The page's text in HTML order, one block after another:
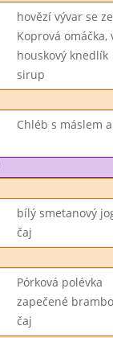
hovězí vývar se
Koprová omáčka,
houskový knedlík
sirup
Chléb s máslem
bílý smetanový
čaj
Pórková polévka
zapečené
čaj